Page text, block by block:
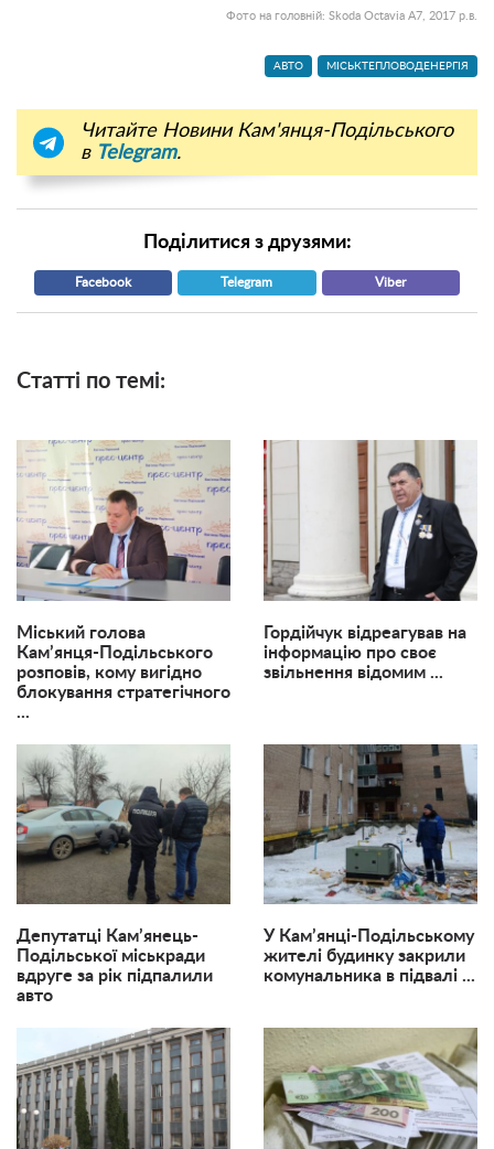
Фото на головній: Skoda Octavia А7, 2017 р.в.
АВТО МІСЬКТЕПЛОВОДЕНЕРГІЯ
Читайте Новини Кам'янця-Подільського
в Telegram.
Поділитися з друзями:
Facebook Telegram Viber
Статті по темі:
Міський голова
Кам’янця-Подільського
розповів, кому вигідно
блокування стратегічного
...
Гордійчук відреагував на
інформацію про своє
звільнення відомим ...
Депутатці Кам’янець-
Подільської міськради
вдруге за рік підпалили
авто
У Кам’янці-Подільському
жителі будинку закрили
комунальника в підвалі ...